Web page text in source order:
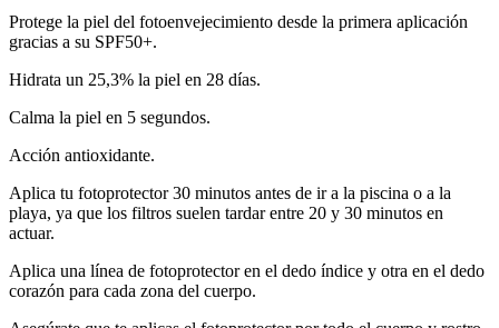
Protege la piel del fotoenvejecimiento desde la primera aplicación
gracias a su SPF50+.
Hidrata un 25,3% la piel en 28 días.
Calma la piel en 5 segundos.
Acción antioxidante.
Aplica tu fotoprotector 30 minutos antes de ir a la piscina o a la
playa, ya que los filtros suelen tardar entre 20 y 30 minutos en
actuar.
Aplica una línea de fotoprotector en el dedo índice y otra en el dedo
corazón para cada zona del cuerpo.